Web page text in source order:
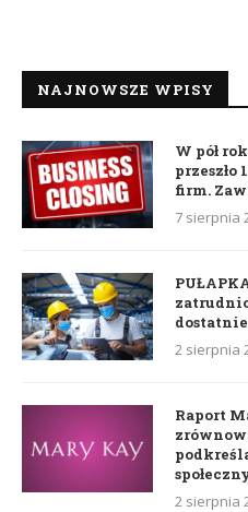
NAJNOWSZE WPISY
W pół
przeszło
firm.
7 sierpnia
2 sierpnia
Raport
2 sierpnia